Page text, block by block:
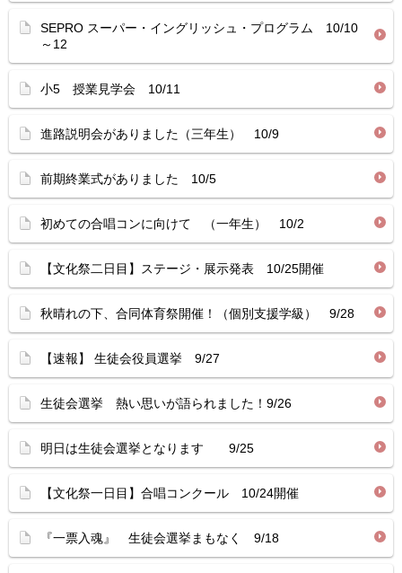
SEPRO スーパー・イングリッシュ・プログラム 10/10
～12
小5 授業見学会 10/11
進路説明会がありました（三年生） 10/9
前期終業式がありました 10/5
初めての合唱コンに向けて （一年生） 10/2
【文化祭二日目】ステージ・展示発表 10/25開催
秋晴れの下、合同体育祭開催！（個別支援学級） 9/28
【速報】 生徒会役員選挙 9/27
生徒会選挙 熱い思いが語られました！9/26
明日は生徒会選挙となります 9/25
【文化祭一日目】合唱コンクール 10/24開催
『一票入魂』 生徒会選挙まもなく 9/18